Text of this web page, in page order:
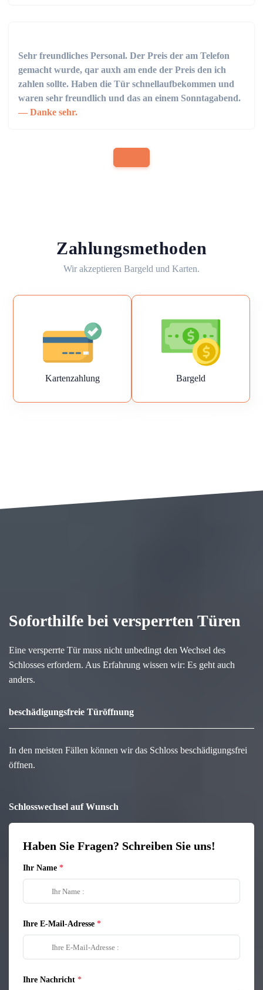
Sehr freundliches Personal. Der Preis der am Telefon
gemacht wurde, qar auxh am ende der Preis den ich
zahlen sollte. Haben die Tür schnellaufbekommen und
waren sehr freundlich und das an einem Sonntagabend.
Danke sehr.
Zahlungsmethoden
Wir akzeptieren Bargeld und Karten.
Kartenzahlung Bargeld
Soforthilfe bei versperrten Türen
Eine versperrte Tür muss nicht unbedingt den Wechsel des
Schlosses erfordern. Aus Erfahrung wissen wir: Es geht auch
anders.
beschädigungsfreie Türöffnung
In den meisten Fällen können wir das Schloss beschädigungsfrei
öffnen.
Schlosswechsel auf Wunsch
Haben Sie Fragen? Schreiben Sie uns!
Ihr Name
Ihre E-Mail-Adresse
Ihre Nachricht